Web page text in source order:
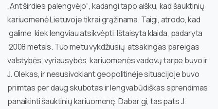
„Ant širdies palengvėjo“, kadangi tapo aišku, kad šauktinių
kariuomenė Lietuvoje tikrai grąžinama. Taigi, atrodo, kad
galime kiek lengviau atsikvėpti. Ištaisyta klaida, padaryta
2008 metais. Tuo metu vykdžiusių atsakingas pareigas
valstybės, vyriausybės, kariuomenės vadovų tarpe buvo ir
J. Olekas, ir nesusivokiant geopolitinėje situacijoje buvo
priimtas per daug skubotas ir lengvabūdiškas sprendimas
panaikinti šauktinių kariuomenę. Dabar gi, tas pats J.